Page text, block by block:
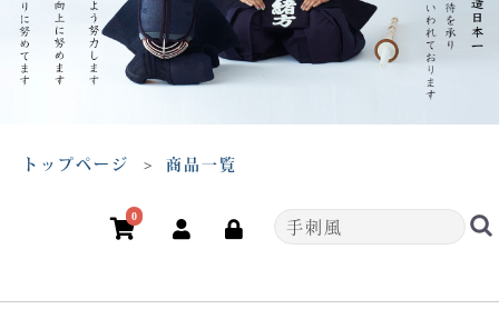
トップページ 商品一覧
0